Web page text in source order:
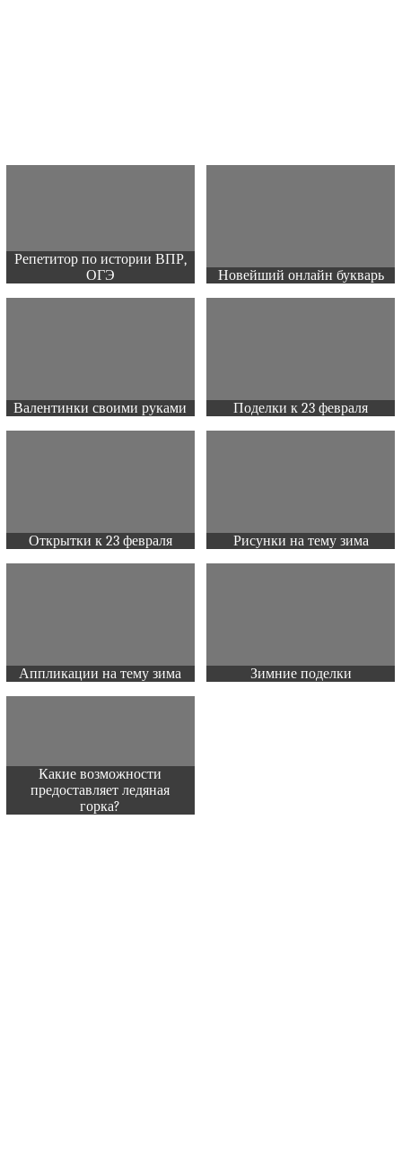
Репетитор по истории ВПР,
ОГЭ
Новейший онлайн букварь
Валентинки своими руками Поделки к 23 февраля
Открытки к 23 февраля Рисунки на тему зима
Аппликации на тему зима Зимние поделки
Какие возможности
предоставляет ледяная
горка?